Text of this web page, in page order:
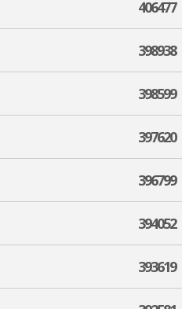
406477
398938
398599
397620
396799
394052
393619